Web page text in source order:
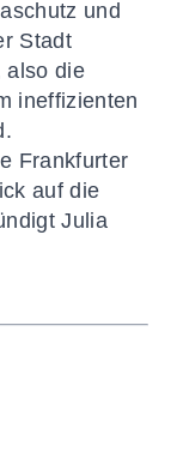
und
Stadt
also die
ineffizienten
Frankfurter
auf die
Julia